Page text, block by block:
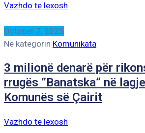
Vazhdo te lexosh
October 7, 2025
Në kategorin Komunikata
3 milionë denarë për
rrugës “Banatska” në
Komunës së Çairit
Vazhdo te lexosh